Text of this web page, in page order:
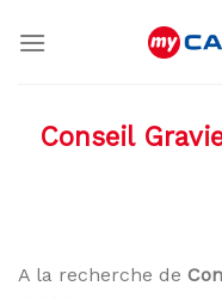
Conseil
A la recherche de